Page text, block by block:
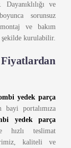
ve
sorunsuz
ve bakım
kurulabilir.
yedek parça
portalımıza
yedek parça
hızlı teslimat
kaliteli ve